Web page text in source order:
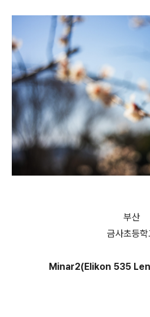
부산
금사초등학
Minar2(Elikon 535